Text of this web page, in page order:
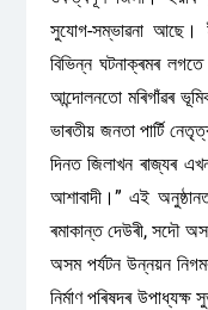
সুযোগ-সম্ভাৱনা আছে।
বিভিন্ন ঘটনাক্ৰমৰ
আন্দোলনতো মৰিগাঁৱৰ
ভাৰতীয় জনতা পার্টি
দিনত জিলাখন ৰাজ্যৰ
আশাবাদী।” এই
ৰমাকান্ত দেউৰী, সদৌ
অসম পৰ্যটন উন্নয়ন
নির্মাণ পৰিষদৰ